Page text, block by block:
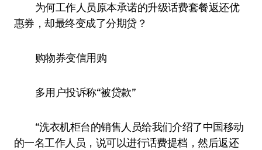
为何工作人员原本承诺的升级话费套餐返还优
惠券，却最终变成了分期贷？
购物券变信用购
多用户投诉称“被贷款”
“洗衣机柜台的销售人员给我们介绍了中国移动
的一名工作人员，说可以进行话费提档，然后返还